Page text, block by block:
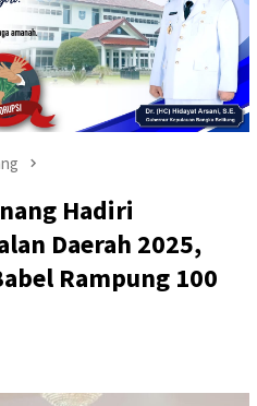
Hadiri
Daerah 2025,
Rampung 100